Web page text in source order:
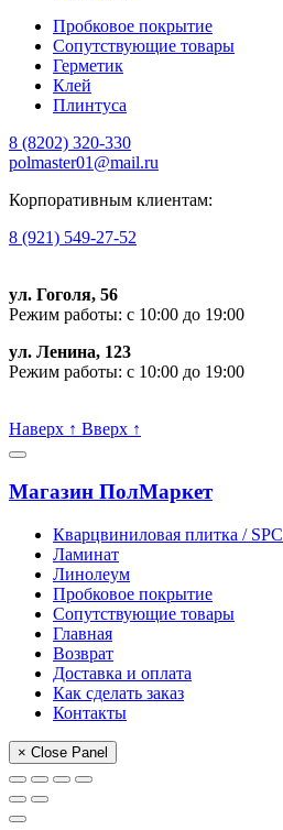
Пробковое покрытие
Сопутствующие товары
Герметик
Клей
Плинтуса
8 (8202) 320-330
polmaster01@mail.ru
Корпоративным клиентам:
8 (921) 549-27-52
ул. Гоголя, 56
Режим работы: с 10:00 до 19:00
ул. Ленина, 123
Режим работы: с 10:00 до 19:00
Наверх ↑ Вверх ↑
Магазин ПолМаркет
Кварцвиниловая плитка / SPС
Ламинат
Линолеум
Пробковое покрытие
Сопутствующие товары
Главная
Возврат
Доставка и оплата
Как сделать заказ
Контакты
× Close Panel